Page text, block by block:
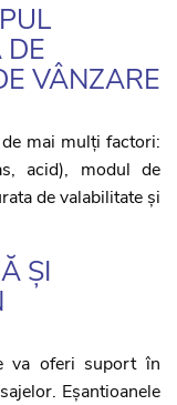
DE
VÂNZARE
mai mulți factori:
acid), modul de
de valabilitate și
ȘI
va oferi suport în
Eșantioanele